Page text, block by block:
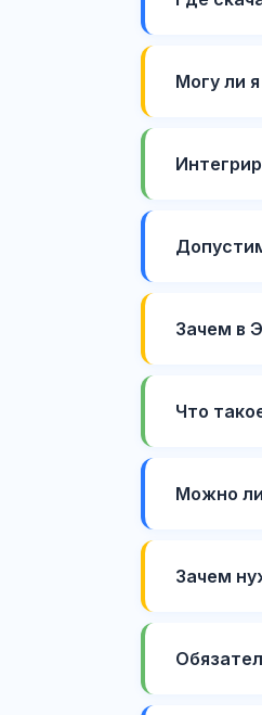
Могу ли
Зачем в
Что
Можно
Зачем